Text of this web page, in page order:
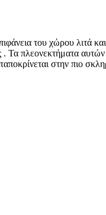
του χώρου λιτά
. Τα πλεονεκτήματα
στην πιο